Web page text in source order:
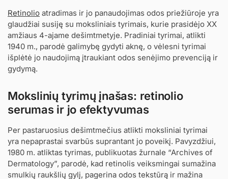
Retinolio atradimas ir jo panaudojimas odos priežiūroje yra
glaudžiai susiję su moksliniais tyrimais, kurie prasidėjo XX
amžiaus 4-ajame dešimtmetyje. Pradiniai tyrimai, atlikti
1940 m., parodė galimybę gydyti aknę, o vėlesni tyrimai
išplėtė jo naudojimą įtraukiant odos senėjimo prevenciją ir
gydymą.
Mokslinių tyrimų įnašas: retinolio
serumas ir jo efektyvumas
Per pastaruosius dešimtmečius atlikti moksliniai tyrimai
yra nepaprastai svarbūs suprantant jo poveikį. Pavyzdžiui,
1980 m. atliktas tyrimas, publikuotas žurnale “Archives of
Dermatology”, parodė, kad retinolis veiksmingai sumažina
smulkių raukšlių gylį, pagerina odos tekstūrą ir mažina